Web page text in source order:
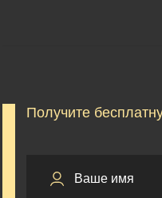
Получите